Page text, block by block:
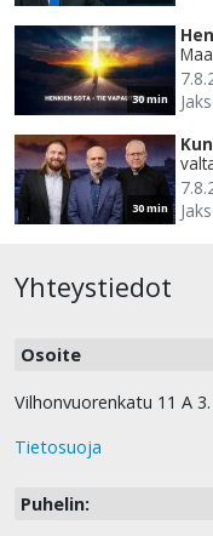
30 min
30 min
Yhteystiedot
Osoite
Vilhonvuorenkatu 11 A
Tietosuoja
Puhelin: